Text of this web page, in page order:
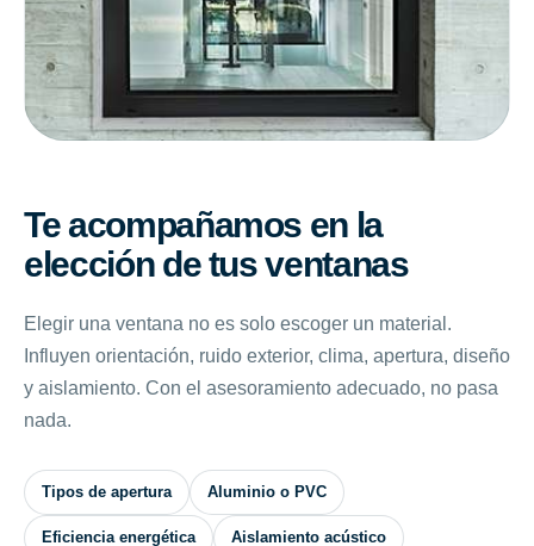
Te acompañamos en la
elección de tus ventanas
Elegir una ventana no es solo escoger un material.
Influyen orientación, ruido exterior, clima, apertura, diseño
y aislamiento. Con el asesoramiento adecuado, no pasa
nada.
Tipos de apertura Aluminio o PVC
Eficiencia energética Aislamiento acústico